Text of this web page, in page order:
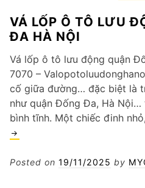
VÁ LỐP Ô TÔ LƯU
ĐA HÀ NỘI
Vá lốp ô tô lưu động quận
7070 –
cố giữa đường… đặc biệt là
như quận Đống Đa, Hà
bình tĩnh. Một chiếc đinh
vá
ô
Posted on 19/11/2025 by